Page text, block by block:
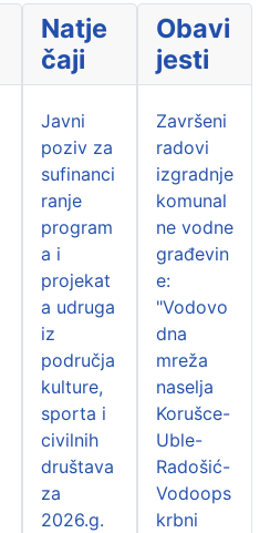
Natje
čaji
Javni
poziv za
sufinanci
ranje
program
a i
projekat
a udruga
iz
područja
kulture,
sporta i
civilnih
društava
za
2026.g.
Obavi
jesti
Završeni
radovi
izgradnje
komunal
ne vodne
građevin
e:
"Vodovo
dna
mreža
naselja
Korušce-
Uble-
Radošić-
Vodoops
krbni